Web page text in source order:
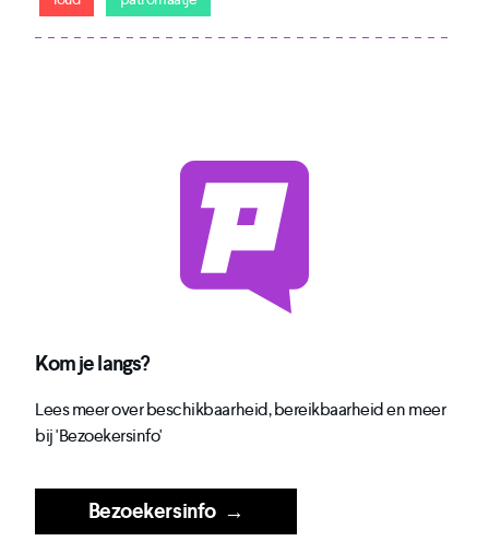
Kom je langs?
Lees meer over beschikbaarheid, bereikbaarheid en meer
bij 'Bezoekersinfo'
Bezoekersinfo→